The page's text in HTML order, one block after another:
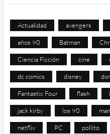
Actualidad avengers
años 90 Batman
Ciencia Ficción cine
dc comics disney
Fantastic Four flash
jack kirby los 90
netflix PC pollito